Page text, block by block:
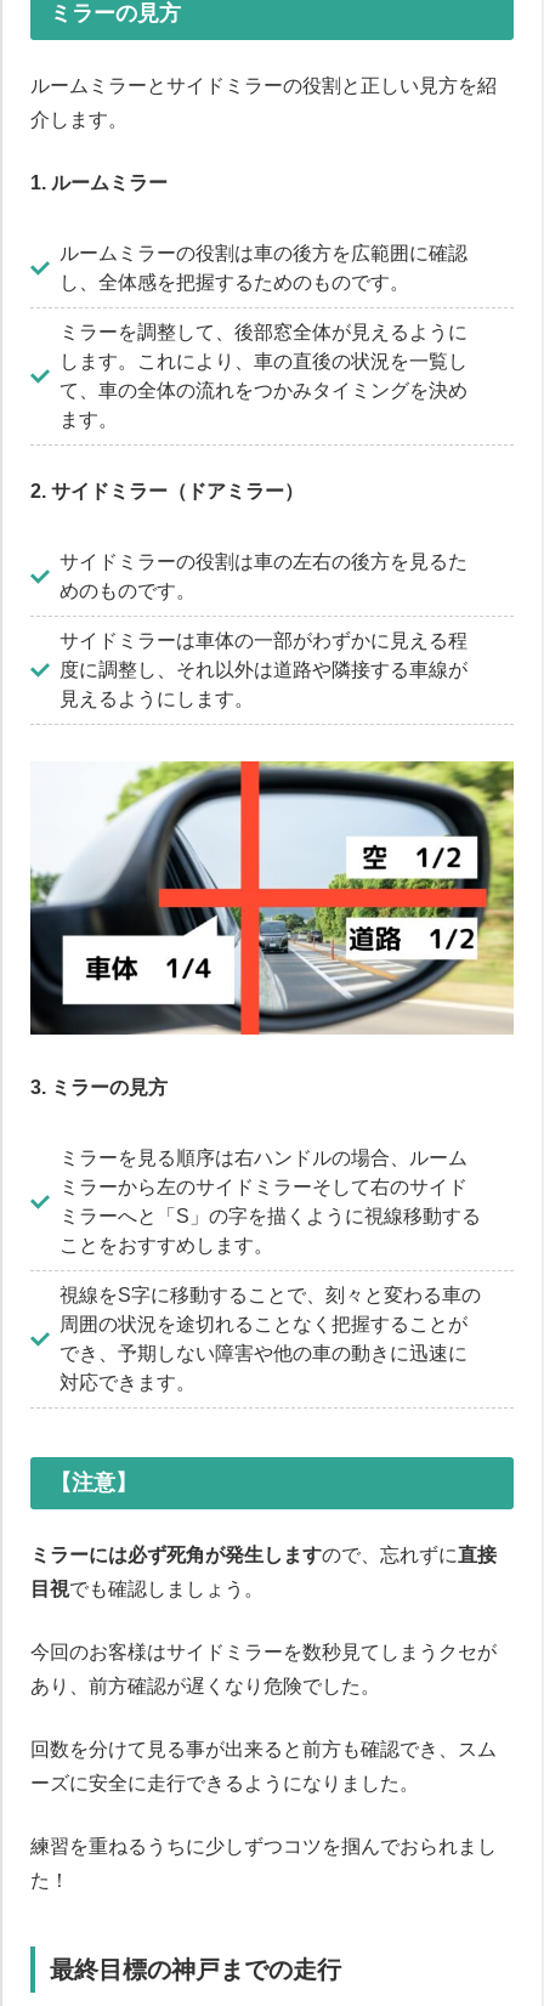
ミラーの見方
ルームミラーとサイドミラーの役割と正しい見方を紹
介します。
1. ルームミラー
ルームミラーの役割は車の後方を広範囲に確認
し、全体感を把握するためのものです。
ミラーを調整して、後部窓全体が見えるように
します。これにより、車の直後の状況を一覧し
て、車の全体の流れをつかみタイミングを決め
ます。
2. サイドミラー（ドアミラー）
サイドミラーの役割は車の左右の後方を見るた
めのものです。
サイドミラーは車体の一部がわずかに見える程
度に調整し、それ以外は道路や隣接する車線が
見えるようにします。
3. ミラーの見方
ミラーを見る順序は右ハンドルの場合、ルーム
ミラーから左のサイドミラーそして右のサイド
ミラーへと「S」の字を描くように視線移動する
ことをおすすめします。
視線をS字に移動することで、刻々と変わる車の
周囲の状況を途切れることなく把握することが
でき、予期しない障害や他の車の動きに迅速に
対応できます。
【注意】
ミラーには必ず死角が発生しますので、忘れずに直接
目視でも確認しましょう。
今回のお客様はサイドミラーを数秒見てしまうクセが
あり、前方確認が遅くなり危険でした。
回数を分けて見る事が出来ると前方も確認でき、スム
ーズに安全に走行できるようになりました。
練習を重ねるうちに少しずつコツを掴んでおられまし
た！
最終目標の神戸までの走行